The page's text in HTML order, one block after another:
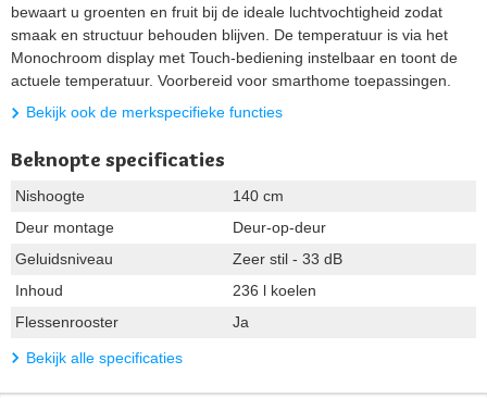
bewaart u groenten en fruit bij de ideale luchtvochtigheid zodat
smaak en structuur behouden blijven. De temperatuur is via het
Monochroom display met Touch-bediening instelbaar en toont de
actuele temperatuur. Voorbereid voor smarthome toepassingen.
Bekijk ook de merkspecifieke functies
Beknopte specificaties
Nishoogte
140 cm
Deur montage
Deur-op-deur
Geluidsniveau
Zeer stil - 33 dB
Inhoud
236 l koelen
Flessenrooster
Ja
Bekijk alle specificaties